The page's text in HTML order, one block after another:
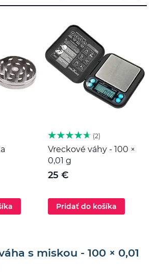
2
Vreckové váhy - 100 ×
0,01 g
25 €
Pridať do košíka
s miskou - 100 × 0,01